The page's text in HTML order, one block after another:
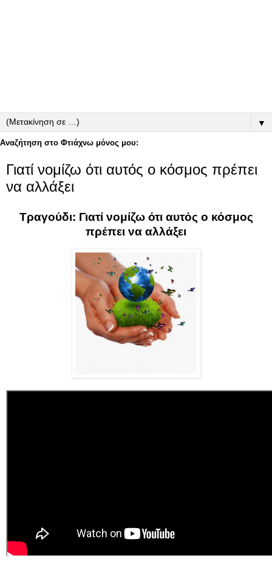
▼
Αναζήτηση στο Φτιάχνω μόνος μου:
Γιατί νομίζω ότι αυτός ο κόσμος πρέπει
να αλλάξει
Τραγούδι: Γιατί νομίζω ότι αυτός ο κόσμος
πρέπει να αλλάξει